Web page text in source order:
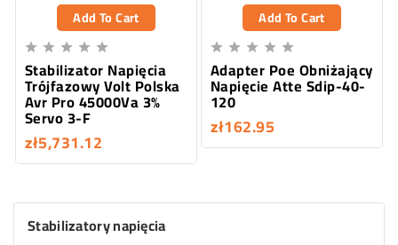
Add To Cart
    
Stabilizator Napięcia
Trójfazowy Volt Polska
Avr Pro 45000Va 3%
Servo 3-F
zł5,731.12
Add To Cart
    
Adapter Poe Obniżający
Napięcie Atte Sdip-40-
120
zł162.95
Stabilizatory napięcia